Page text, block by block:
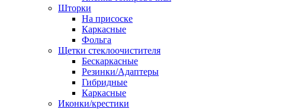
Шторки
На присоске
Каркасные
Фольга
Щетки стеклоочистителя
Бескаркасные
Резинки/Адаптеры
Гибридные
Каркасные
Иконки/крестики